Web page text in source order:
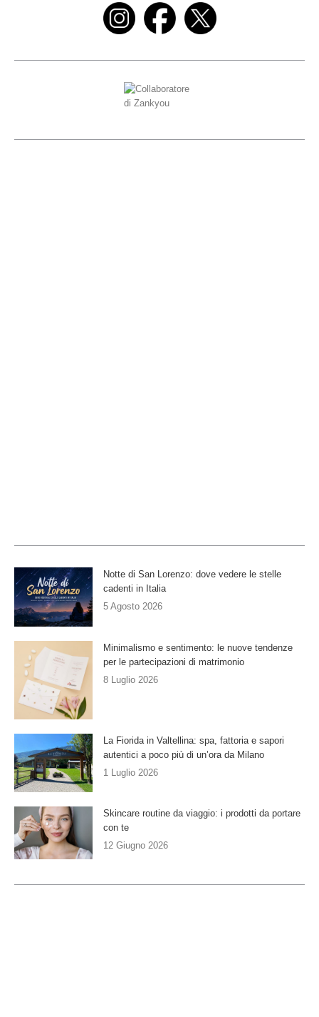
Notte di San Lorenzo: dove vedere le stelle
cadenti in Italia
5 Agosto 2026
Minimalismo e sentimento: le nuove tendenze
per le partecipazioni di matrimonio
8 Luglio 2026
La Fiorida in Valtellina: spa, fattoria e sapori
autentici a poco più di un’ora da Milano
1 Luglio 2026
Skincare routine da viaggio: i prodotti da portare
con te
12 Giugno 2026